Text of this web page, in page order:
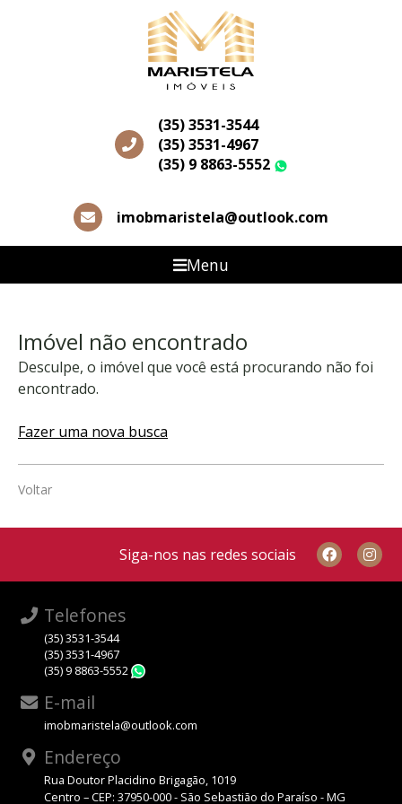
(35) 3531-3544
(35) 3531-4967
(35) 9 8863-5552
imobmaristela@outlook.com
Menu
Imóvel não encontrado
Desculpe, o imóvel que você está procurando não foi
encontrado.
Fazer uma nova busca
Voltar
Siga-nos nas redes sociais
Telefones
(35) 3531-3544
(35) 3531-4967
(35) 9 8863-5552
E-mail
imobmaristela@outlook.com
Endereço
Rua Doutor Placidino Brigagão, 1019
Centro – CEP: 37950-000 - São Sebastião do Paraíso - MG